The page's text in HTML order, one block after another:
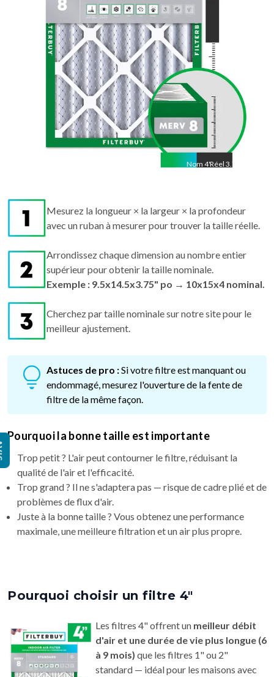
Nom 4"Réel 3.75"
Mesurez la longueur × la largeur × la profondeur
avec un ruban à mesurer pour trouver la taille réelle.
Arrondissez chaque dimension au nombre entier
supérieur pour obtenir la taille nominale.
Exemple : 9.5x14.5x3.75" po → 10x15x4 nominal.
Cherchez par taille nominale sur notre site pour le
meilleur ajustement.
Astuces de pro :Si votre filtre est manquant ou
endommagé, mesurez l'ouverture de la fente de
filtre de la même façon.
Pourquoi la bonne taille est importante
Trop petit ? L'air peut contourner le filtre, réduisant la
qualité de l'air et l'efficacité.
Trop grand ? Il ne s'adaptera pas — risque de cadre plié et de
problèmes de flux d'air.
Juste à la bonne taille ? Vous obtenez une performance
maximale, une meilleure filtration et un air plus propre.
Pourquoi choisir un filtre 4"
Les filtres 4" offrent un meilleur débit
d'air et une durée de vie plus longue (6
à 9 mois) que les filtres 1" ou 2"
standard — idéal pour les maisons avec